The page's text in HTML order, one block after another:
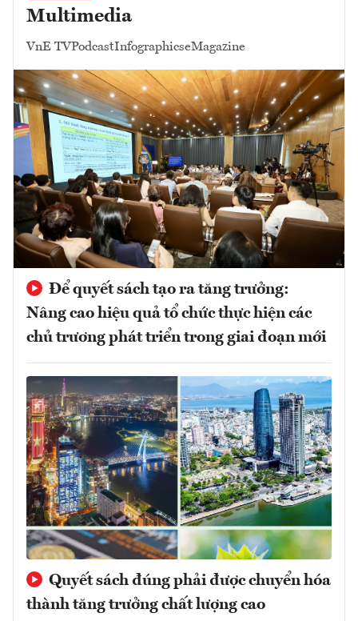
Multimedia
VnE TVPodcastInfographicseMagazine
Để quyết sách tạo ra tăng trưởng:
Nâng cao hiệu quả tổ chức thực hiện các
chủ trương phát triển trong giai đoạn mới
Quyết sách đúng phải được chuyển hóa
thành tăng trưởng chất lượng cao